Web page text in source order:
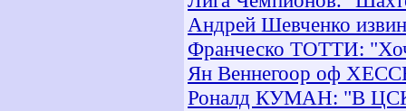
Андрей Шевченко
Франческо ТОТТИ:
Ян Веннегоор оф
Роналд КУМАН: "В